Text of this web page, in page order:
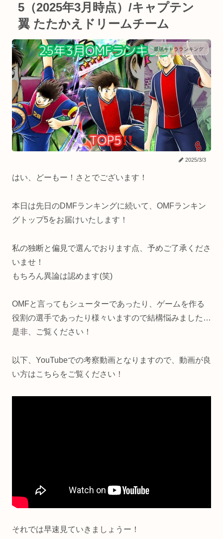
5（2025年3月時点）/キャプテン
翼 たたかえドリームチーム
最強キャラランキング
2025/3/3
はい、どーもー！さとでございます！
本日は先日のDMFランキングに続いて、OMFランキン
グトップ5をお届けいたします！
私の独断と偏見で選んでおります点、予めご了承くださ
いませ！
もちろん異論は認めます(笑)
OMFと言ってもシューターであったり、ゲームを作る
役割の選手であったり様々いますので結構悩みました…
是非、ご覧ください！
以下、YouTubeでの考察動画となりますので、動画が良
い方はこちらをご覧ください！
それでは早速見ていきましょうー！